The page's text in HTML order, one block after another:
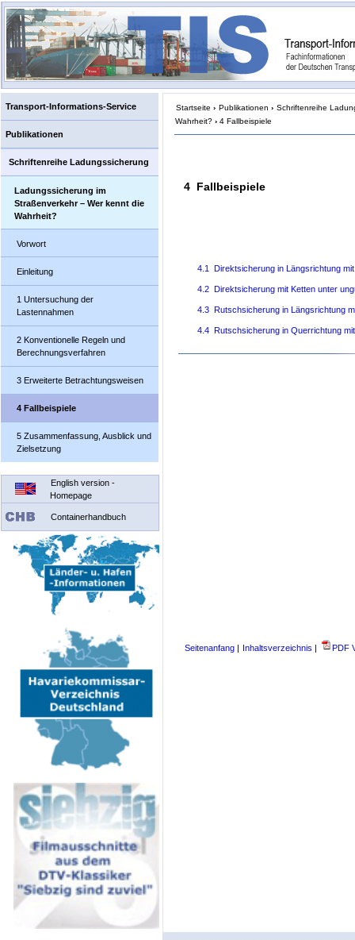
Transport-Informations-Service
Publikationen
Schriftenreihe Ladungssicherung
Ladungssicherung im
Straßenverkehr – Wer kennt die
Wahrheit?
Vorwort
Einleitung
1 Untersuchung der
Lastennahmen
2 Konventionelle Regeln und
Berechnungsverfahren
3 Erweiterte Betrachtungsweisen
4 Fallbeispiele
5 Zusammenfassung, Ausblick und
Zielsetzung
English version -
Homepage
Containerhandbuch
Startseite › Publikationen › Schriftenreihe
Wahrheit? › 4 Fallbeispiele
4 Fallbeispiele
4.1 Direktsicherung in Längsrichtung
4.2 Direktsicherung mit Ketten unter
4.3 Rutschsicherung in Längsrichtung
4.4 Rutschsicherung in Querrichtung
Seitenanfang Inhaltsverzeichnis PDF